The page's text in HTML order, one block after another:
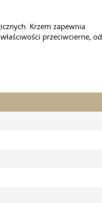
Krzem zapewnia
przeciwcierne,